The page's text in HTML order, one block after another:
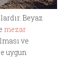
Beyaz
mezar
ve
uygun